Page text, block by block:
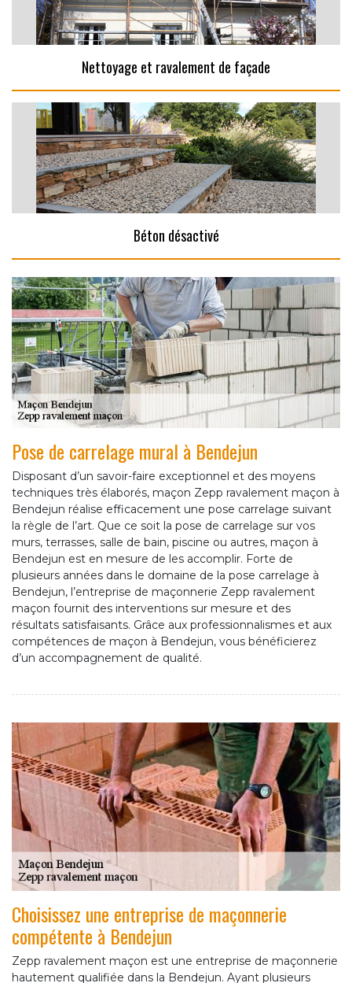
Nettoyage et ravalement de façade
Béton désactivé
Pose de carrelage mural à Bendejun
Disposant d’un savoir-faire exceptionnel et des moyens
techniques très élaborés, maçon Zepp ravalement maçon à
Bendejun réalise efficacement une pose carrelage suivant
la règle de l’art. Que ce soit la pose de carrelage sur vos
murs, terrasses, salle de bain, piscine ou autres, maçon à
Bendejun est en mesure de les accomplir. Forte de
plusieurs années dans le domaine de la pose carrelage à
Bendejun, l’entreprise de maçonnerie Zepp ravalement
maçon fournit des interventions sur mesure et des
résultats satisfaisants. Grâce aux professionnalismes et aux
compétences de maçon à Bendejun, vous bénéficierez
d’un accompagnement de qualité.
Choisissez une entreprise de maçonnerie
compétente à Bendejun
Zepp ravalement maçon est une entreprise de maçonnerie
hautement qualifiée dans la Bendejun. Ayant plusieurs